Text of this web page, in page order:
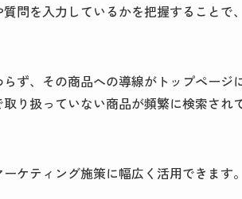
問を入力しているかを把握することで
ず、その商品への導線がトップページ
り扱っていない商品が頻繁に検索され
ケティング施策に幅広く活用できます。